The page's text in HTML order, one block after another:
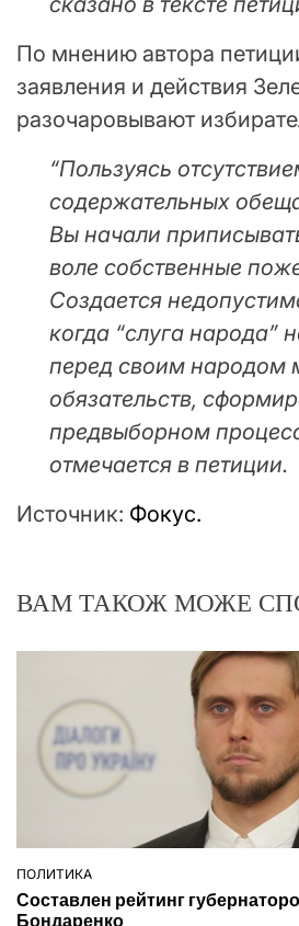
По мнению автора
заявления и действия
разочаровывают
“Пользуясь
содержательных
Вы начали
воле собственные
Создается
когда “слуга народа”
перед своим народом
обязательств,
предвыборном
отмечается в петиции.
Источник: Фокус.
ВАМ ТАКОЖ МОЖЕ
ОПУБЛІКУВАТИ
У
ПОЛИТИКА
Составлен рейтинг
Бондаренко